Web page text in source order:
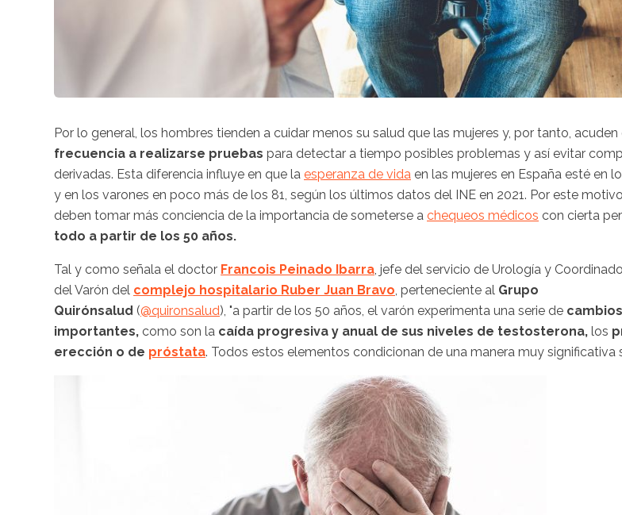
Por lo general, los hombres tienden a cuidar menos su salud que las mujeres y, por tanto, acuden
frecuencia a realizarse pruebas para detectar a tiempo posibles problemas y así evitar
derivadas. Esta diferencia influye en que la esperanza de vida en las mujeres en España esté en
y en los varones en poco más de los 81, según los últimos datos del INE en 2021. Por este
deben tomar más conciencia de la importancia de someterse a chequeos médicos con cierta
todo a partir de los 50 años.
Tal y como señala el doctor Francois Peinado Ibarra , jefe del servicio de Urología y
del Varón del complejo hospitalario Ruber Juan Bravo , perteneciente al Grupo
Quirónsalud (@quironsalud), "a partir de los 50 años, el varón experimenta una serie de
importantes, como son la caída progresiva y anual de sus niveles de testosterona, los
erección o de próstata. Todos estos elementos condicionan de una manera muy significativa